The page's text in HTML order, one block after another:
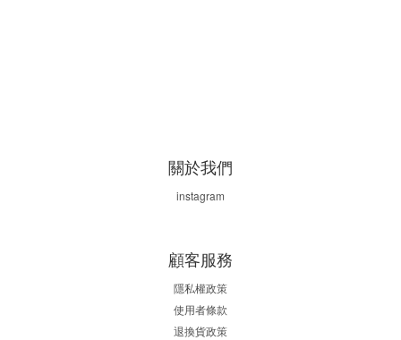
關於我們
instagram
顧客服務
隱私權政策
使用者條款
退換貨政策